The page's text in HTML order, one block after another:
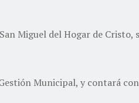
Miguel del Hogar de
Municipal, y contará